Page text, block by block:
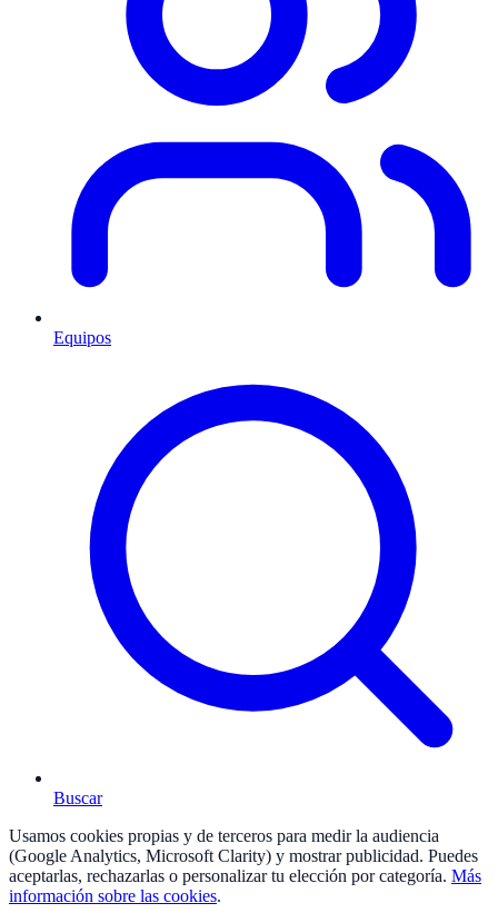
Equipos
Buscar
Usamos cookies propias y de terceros para medir la audiencia
(Google Analytics, Microsoft Clarity) y mostrar publicidad. Puedes
aceptarlas, rechazarlas o personalizar tu elección por categoría. Más
información sobre las cookies.